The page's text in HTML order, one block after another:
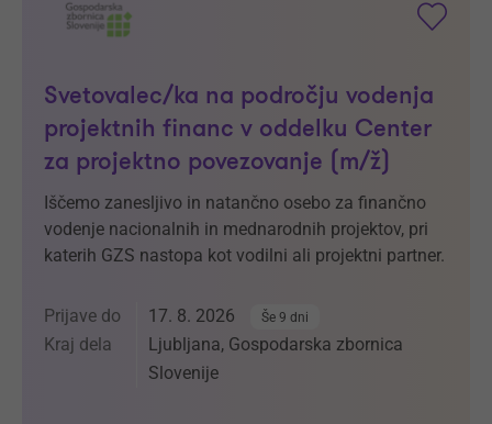
Svetovalec/ka na področju vodenja
projektnih financ v oddelku Center
za projektno povezovanje (m/ž)
Iščemo zanesljivo in natančno osebo za finančno
vodenje nacionalnih in mednarodnih projektov, pri
katerih GZS nastopa kot vodilni ali projektni partner.
Prijave do 17. 8. 2026 Še 9 dni
Kraj dela
Ljubljana, Gospodarska zbornica
Slovenije